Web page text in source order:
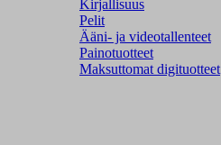
Kirjallisuus
Pelit
Ääni- ja videotallenteet
Painotuotteet
Maksuttomat digituotteet